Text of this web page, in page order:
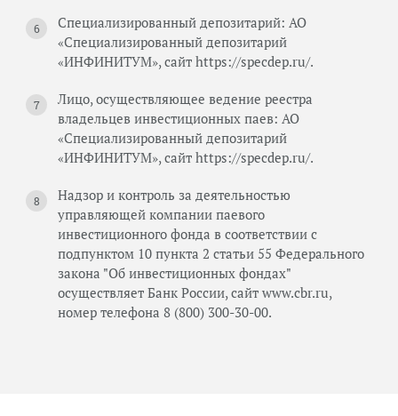
Специализированный депозитарий: АО
«Специализированный депозитарий
«ИНФИНИТУМ», сайт https://specdep.ru/.
Лицо, осуществляющее ведение реестра
владельцев инвестиционных паев: АО
«Специализированный депозитарий
«ИНФИНИТУМ», сайт https://specdep.ru/.
Надзор и контроль за деятельностью
управляющей компании паевого
инвестиционного фонда в соответствии с
подпунктом 10 пункта 2 статьи 55 Федерального
закона "Об инвестиционных фондах"
осуществляет Банк России, сайт www.cbr.ru,
номер телефона 8 (800) 300-30-00.